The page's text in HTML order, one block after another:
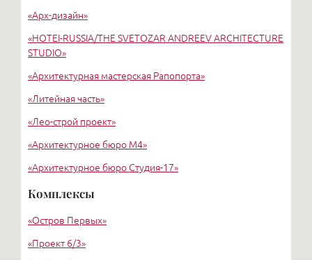
Удельная
«Арх-дизайн»
«HОTEI-RUSSIA/THE SVETOZAR ANDREEV ARCHITECTURE
STUDIO»
«Архитектурная мастерская Рапопорта»
«Литейная часть»
«Лео-строй проект»
«Архитектурное бюро М4»
«Архитектурное бюро Студия-17»
«Архитектурное бюро Liphart Architects»
«Вертикаль»
Комплексы
«Остров Первых»
«Проект 6/3»